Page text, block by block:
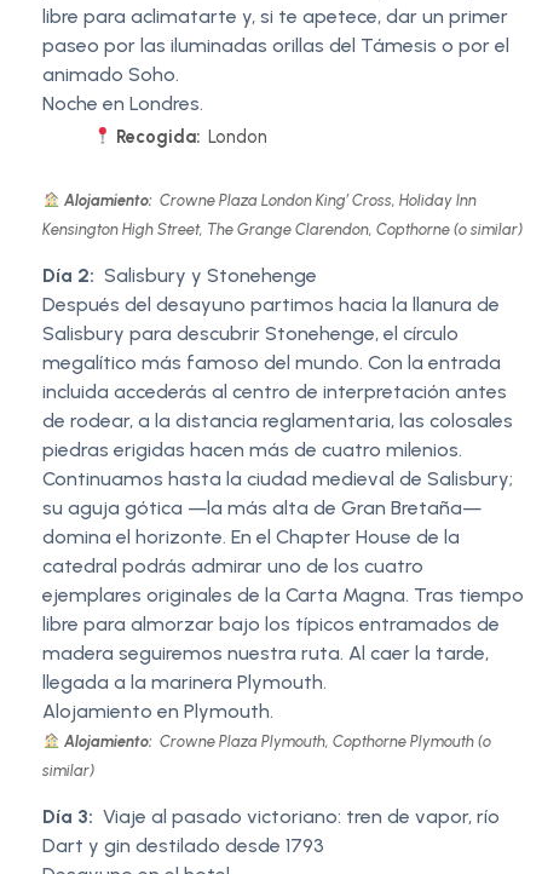
libre para aclimatarte y, si te apetece, dar un primer
paseo por las iluminadas orillas del Támesis o por el
animado Soho.
Noche en Londres.
Recogida: London
Alojamiento: Crowne Plaza London King’ Cross, Holiday Inn
Kensington High Street, The Grange Clarendon, Copthorne (o similar)
Día 2: Salisbury y Stonehenge
Después del desayuno partimos hacia la llanura de
Salisbury para descubrir Stonehenge, el círculo
megalítico más famoso del mundo. Con la entrada
incluida accederás al centro de interpretación antes
de rodear, a la distancia reglamentaria, las colosales
piedras erigidas hacen más de cuatro milenios.
Continuamos hasta la ciudad medieval de Salisbury;
su aguja gótica —la más alta de Gran Bretaña—
domina el horizonte. En el Chapter House de la
catedral podrás admirar uno de los cuatro
ejemplares originales de la Carta Magna. Tras tiempo
libre para almorzar bajo los típicos entramados de
madera seguiremos nuestra ruta. Al caer la tarde,
llegada a la marinera Plymouth.
Alojamiento en Plymouth.
Alojamiento: Crowne Plaza Plymouth, Copthorne Plymouth (o
similar)
Día 3: Viaje al pasado victoriano: tren de vapor, río
Dart y gin destilado desde 1793